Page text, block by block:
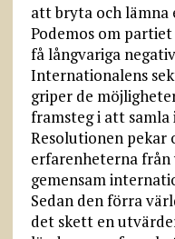
att bryta och lämna
Podemos om
få långvariga
Internationalens
griper de
framsteg i att samla
Resolutionen pekar
erfarenheterna
gemensam
Sedan den förra
det skett en